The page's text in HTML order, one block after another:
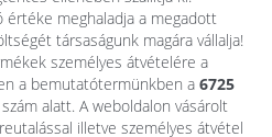
értéke meghaladja a megadott
társaságunk magára vállalja!
személyes átvételére a
a bemutatótermünkben a 6725
szám alatt. A weboldalon vásárolt
illetve személyes átvétel